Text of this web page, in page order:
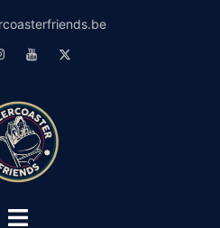
Instagram
Youtube
Toggle